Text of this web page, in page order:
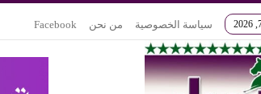
سياسة الخصوصية من نحن Facebook